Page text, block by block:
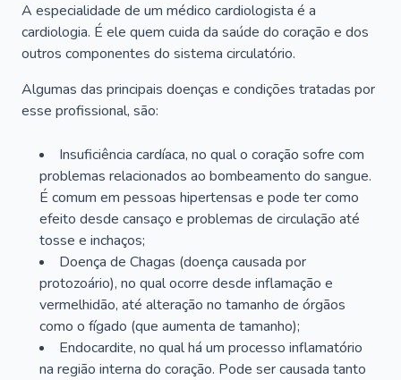
A especialidade de um médico cardiologista é a
cardiologia. É ele quem cuida da saúde do coração e dos
outros componentes do sistema circulatório.
Algumas das principais doenças e condições tratadas por
esse profissional, são:
Insuficiência cardíaca, no qual o coração sofre com
problemas relacionados ao bombeamento do sangue.
É comum em pessoas hipertensas e pode ter como
efeito desde cansaço e problemas de circulação até
tosse e inchaços;
Doença de Chagas (doença causada por
protozoário), no qual ocorre desde inflamação e
vermelhidão, até alteração no tamanho de órgãos
como o fígado (que aumenta de tamanho);
Endocardite, no qual há um processo inflamatório
na região interna do coração. Pode ser causada tanto